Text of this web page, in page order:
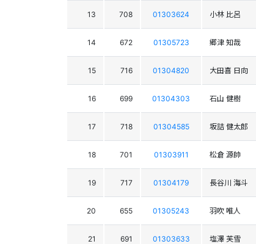
13 708 01303624 小林 比呂
14 672 01305723 郷津 知哉
15 716 01304820 大田喜 日向
16 699 01304303 石山 健樹
17 718 01304585 坂詰 健太郎
18 701 01303911 松倉 源帥
19 717 01304179 長谷川 海斗
20 655 01305243 羽吹 唯人
21 691 01303633 塩澤 芙雪